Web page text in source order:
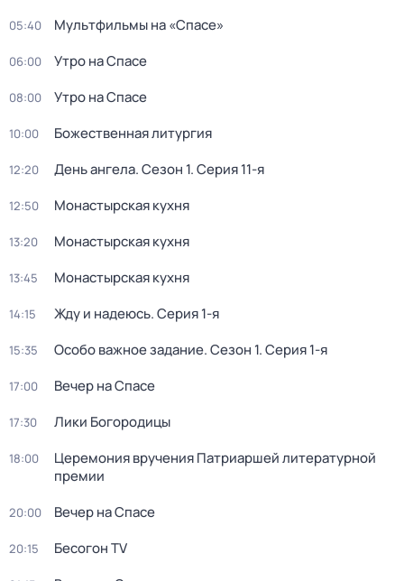
05:40 Мультфильмы на «Спасе»
06:00 Утро на Спасе
08:00 Утро на Спасе
10:00 Божественнaя литyргия
12:20 День ангела. Сезон 1. Серия 11-я
12:50 Монастырская кухня
13:20 Монастырская кухня
13:45 Монастырская кухня
14:15 Жду и нaдeюсь. Серия 1-я
15:35 Особо важное задание. Сезон 1. Серия 1-я
17:00 Вечер на Спасе
17:30 Лики Богородицы
18:00
Церемония вручения Патриаршей литературной
премии
20:00 Вечер на Спасе
20:15 Бесогон TV